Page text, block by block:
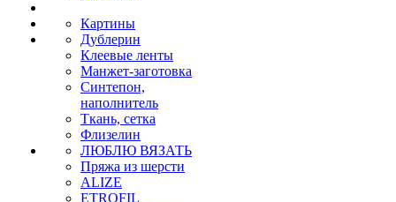
Картины
Дублерин
Клеевые ленты
Манжет-заготовка
Синтепон,
наполнитель
Ткань, сетка
Флизелин
ЛЮБЛЮ ВЯЗАТЬ
Пряжа из шерсти
ALIZE
ETROFIL